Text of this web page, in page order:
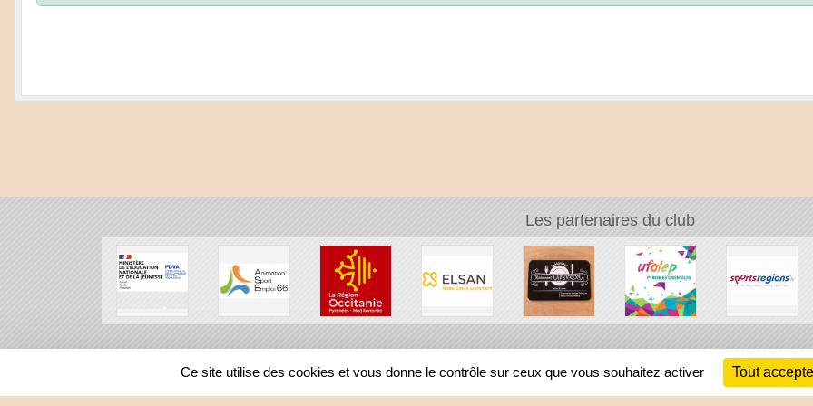
Les partenaires du club
REGIONS
Ce site utilise des cookies et vous donne le contrôle sur ceux que vous souhaitez activer Tout